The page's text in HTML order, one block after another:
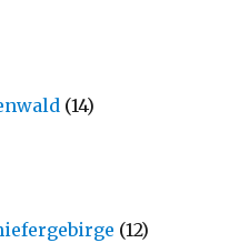
(14)
(12)